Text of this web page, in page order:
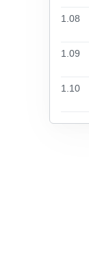
1.08
1.09
1.10